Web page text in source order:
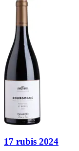
17 rubis 2024